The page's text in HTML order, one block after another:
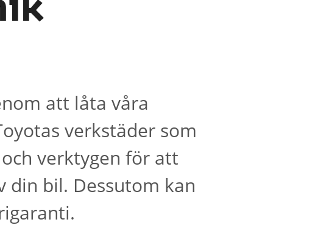
att låta våra
verkstäder som
verktygen för att
din bil. Dessutom kan